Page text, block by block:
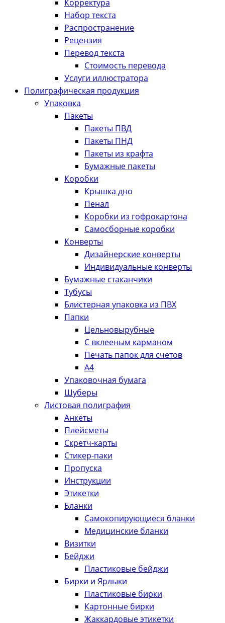
Корректура
Набор текста
Распространение
Рецензия
Перевод текста
Стоимость перевода
Услуги иллюстратора
Полиграфическая продукция
Упаковка
Пакеты
Пакеты ПВД
Пакеты ПНД
Пакеты из крафта
Бумажные пакеты
Коробки
Крышка дно
Пенал
Коробки из гофрокартона
Самосборные коробки
Конверты
Дизайнерские конверты
Индивидуальные конверты
Бумажные стаканчики
Тубусы
Блистерная упаковка из ПВХ
Папки
Цельновырубные
С вклееным карманом
Печать папок для счетов
А4
Упаковочная бумага
Шуберы
Листовая полиграфия
Анкеты
Плейсметы
Скретч-карты
Стикер-паки
Пропуска
Инструкции
Этикетки
Бланки
Самокопирующиеся бланки
Медицинские бланки
Визитки
Бейджи
Пластиковые бейджи
Бирки и Ярлыки
Пластиковые бирки
Картонные бирки
Жаккардовые этикетки